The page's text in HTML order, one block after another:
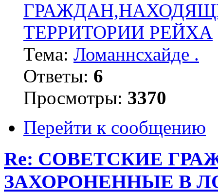
ТЕРРИТОРИИ РЕЙХА
Тема: Ломаннсхайде .
Ответы: 6
Просмотры: 3370
Перейти к сообщению
Re: СОВЕТСКИЕ
ЗАХОРОНЕННЫЕ В